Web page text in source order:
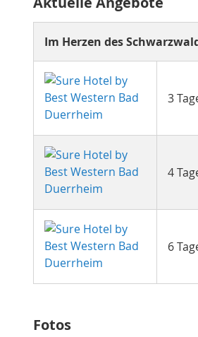
Im Herzen des
3
4
6
Fotos